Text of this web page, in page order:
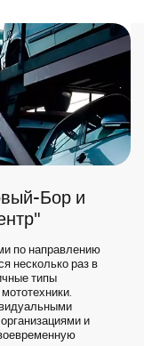
Бор и
по направлению
несколько раз в
типы
и